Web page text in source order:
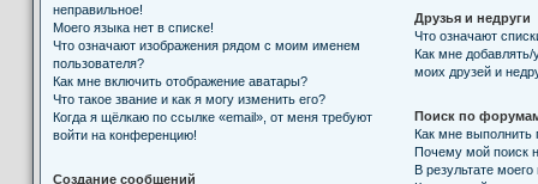
неправильное!
Моего языка нет в списке!
Что означают изображения рядом с моим именем
пользователя?
Как мне включить отображение аватары?
Что такое звание и как я могу изменить его?
Когда я щёлкаю по ссылке «email», от меня требуют
войти на конференцию!
Создание сообщений
Друзья и недруги
Что означают
Как мне добавлять/
моих друзей и
Поиск по
Как мне
Почему мой поиск
В результате